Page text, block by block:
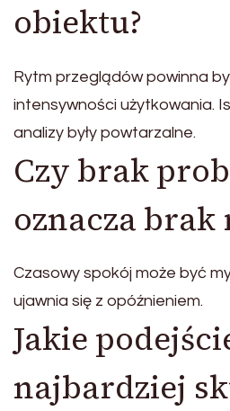
obiektu?
Rytm przeglądów powinna
intensywności użytkowania.
analizy były powtarzalne.
Czy brak
oznacza brak
Czasowy spokój może być
ujawnia się z opóźnieniem.
Jakie
najbardziej